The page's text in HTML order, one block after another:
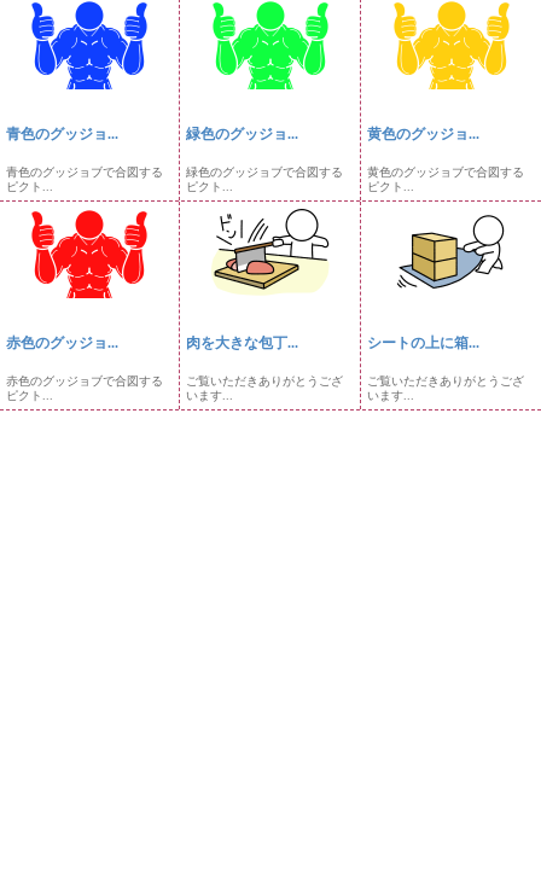
青色のグッジョ...
青色のグッジョブで合図する
ピクト...
緑色のグッジョ...
緑色のグッジョブで合図する
ピクト...
黄色のグッジョ...
黄色のグッジョブで合図する
ピクト...
赤色のグッジョ...
赤色のグッジョブで合図する
ピクト...
肉を大きな包丁...
ご覧いただきありがとうござ
います...
シートの上に箱...
ご覧いただきありがとうござ
います...